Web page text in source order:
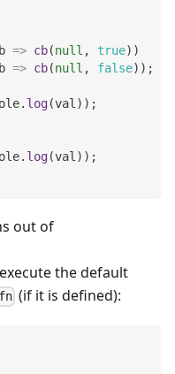
=> cb(null , true) )
=> cb(null , false) ) ;
. log(val ) ) ;
. log(val ) ) ;
out of
the default
(if it is defined):